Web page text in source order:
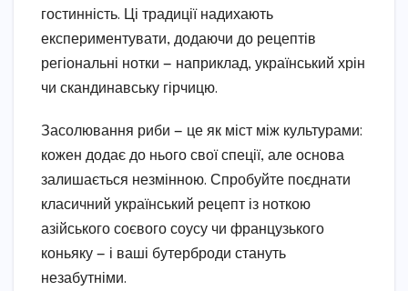
гостинність. Ці традиції надихають
експериментувати, додаючи до рецептів
регіональні нотки — наприклад, український хрін
чи скандинавську гірчицю.
Засолювання риби — це як міст між культурами:
кожен додає до нього свої спеції, але основа
залишається незмінною. Спробуйте поєднати
класичний український рецепт із ноткою
азійського соєвого соусу чи французького
коньяку — і ваші бутерброди стануть
незабутніми.